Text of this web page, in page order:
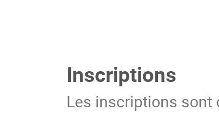
Inscriptions
Les inscriptions sont